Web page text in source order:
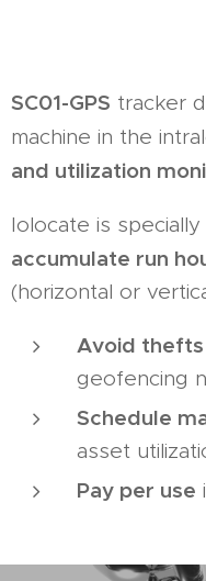
SC01-GPS tracker
machine in the
and utilization
Iolocate is
accumulate run
(horizontal or
Avoid thefts
geofencing
Schedule
asset
Pay per use